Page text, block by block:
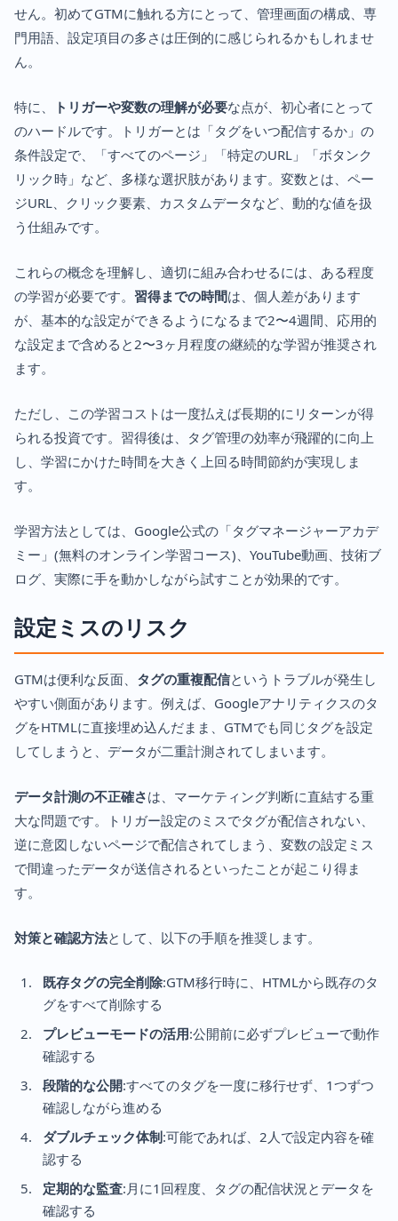
せん。初めてGTMに触れる方にとって、管理画面の構成、専
門用語、設定項目の多さは圧倒的に感じられるかもしれませ
ん。
特に、 トリガーや変数の理解が必要な点が、初心者にとって
のハードルです。トリガーとは「タグをいつ配信するか」の
条件設定で、「すべてのページ」「特定のURL」「ボタンク
リック時」など、多様な選択肢があります。変数とは、ペー
ジURL、クリック要素、カスタムデータなど、動的な値を扱
う仕組みです。
これらの概念を理解し、適切に組み合わせるには、ある程度
の学習が必要です。 習得までの時間は、個人差があります
が、基本的な設定ができるようになるまで2〜4週間、応用的
な設定まで含めると2〜3ヶ月程度の継続的な学習が推奨され
ます。
ただし、この学習コストは一度払えば長期的にリターンが得
られる投資です。習得後は、タグ管理の効率が飛躍的に向上
し、学習にかけた時間を大きく上回る時間節約が実現しま
す。
学習方法としては、Google公式の「タグマネージャーアカデ
ミー」(無料のオンライン学習コース)、YouTube動画、技術ブ
ログ、実際に手を動かしながら試すことが効果的です。
設定ミスのリスク
GTMは便利な反面、 タグの重複配信というトラブルが発生し
やすい側面があります。例えば、Googleアナリティクスのタ
グをHTMLに直接埋め込んだまま、GTMでも同じタグを設定
してしまうと、データが二重計測されてしまいます。
データ計測の不正確さは、マーケティング判断に直結する重
大な問題です。トリガー設定のミスでタグが配信されない、
逆に意図しないページで配信されてしまう、変数の設定ミス
で間違ったデータが送信されるといったことが起こり得ま
す。
対策と確認方法として、以下の手順を推奨します。
既存タグの完全削除:GTM移行時に、HTMLから既存のタ
グをすべて削除する
プレビューモードの活用:公開前に必ずプレビューで動作
確認する
段階的な公開:すべてのタグを一度に移行せず、1つずつ
確認しながら進める
ダブルチェック体制:可能であれば、2人で設定内容を確
認する
定期的な監査:月に1回程度、タグの配信状況とデータを
確認する